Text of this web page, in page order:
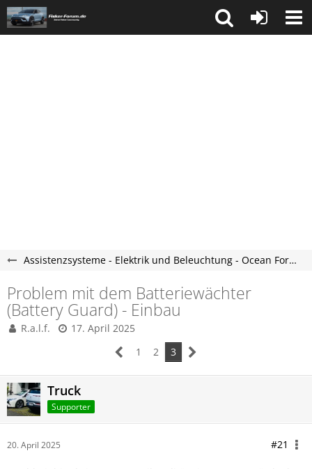
Assistenzsysteme - Elektrik und Beleuchtung - Ocean Forum
Problem mit dem Batteriewächter
(Battery Guard) - Einbau
R.a.l.f.
17. April 2025
1
2 3
Truck
Supporter
20. April 2025 #21